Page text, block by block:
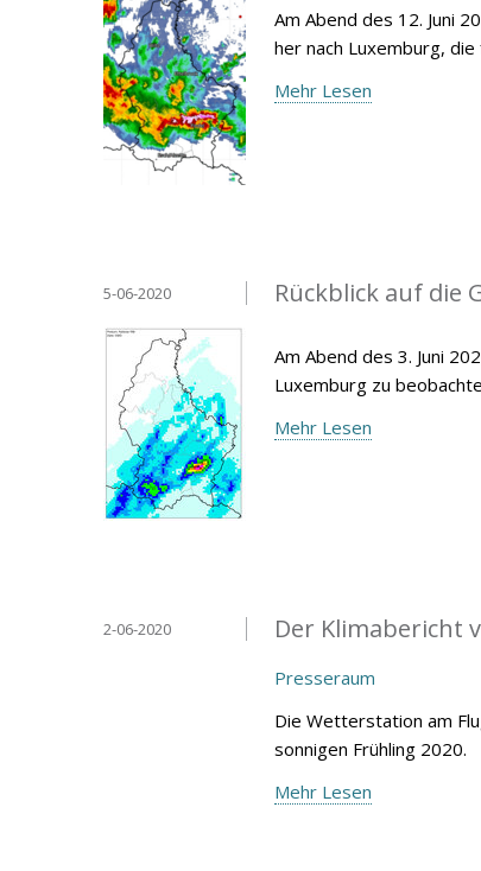
Am Abend des 12. Juni
her nach Luxemburg,
Mehr Lesen
Rückblick auf die
5-06-2020
Am Abend des 3. Juni
Luxemburg zu
Mehr Lesen
Der Klimabericht
2-06-2020
Presseraum
Die Wetterstation am
sonnigen Frühling 2020.
Mehr Lesen